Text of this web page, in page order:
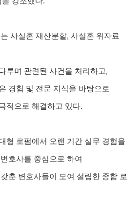
사실혼 재산분할, 사실혼 위자료
루며 관련된 사건을 처리하고,
경험 및 전문 지식을 바탕으로
적으로 해결하고 있다.
형 로펌에서 오랜 기간 실무 경험을
호사를 중심으로 하여
춘 변호사들이 모여 설립한 종합 로